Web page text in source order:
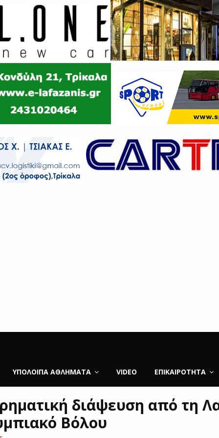
ΥΠΌΛΟΙΠΑ ΑΘΛΉΜΑΤΑ VIDEO ΕΠΙΚΑΙΡΌΤΗΤΑ
διάψευση από τη
Βόλου